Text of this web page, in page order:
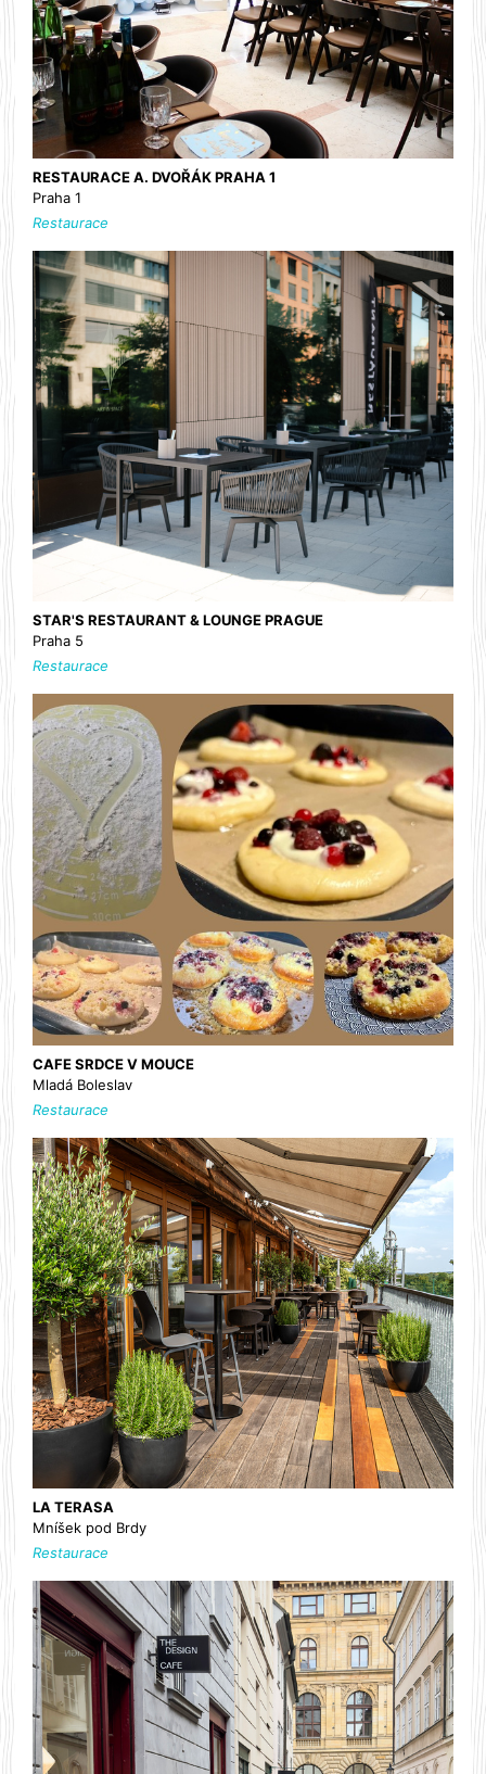
RESTAURACE A. DVOŘÁK PRAHA 1
Praha 1
Restaurace
STAR'S RESTAURANT & LOUNGE PRAGUE
Praha 5
Restaurace
CAFE SRDCE V MOUCE
Mladá Boleslav
Restaurace
LA TERASA
Mníšek pod Brdy
Restaurace